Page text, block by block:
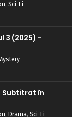
, Sci-Fi
3 (2025) -
Subtitrat în
, Drama, Sci-Fi